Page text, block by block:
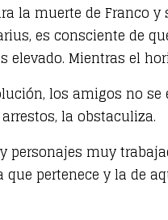
la muerte de Franco
es consciente de
Mientras el
los amigos no
la obstaculiza.
personajes muy
pertenece y la de